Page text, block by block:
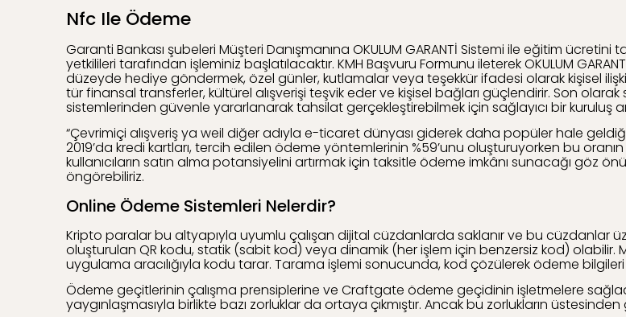
Nfc Ile Ödeme
Garanti Bankası şubeleri Müşteri Danışmanına OKULUM GARANTİ Sistemi ile eğitim
yetkilileri tarafından işleminiz başlatılacaktır. KMH Başvuru Formunu ileterek OKULUM
düzeyde hediye göndermek, özel günler, kutlamalar veya teşekkür ifadesi olarak kişisel
tür finansal transferler, kültürel alışverişi teşvik eder ve kişisel bağları güçlendirir. Son
sistemlerinden güvenle yararlanarak tahsilat gerçekleştirebilmek için sağlayıcı bir kuruluş
“Çevrimiçi alışveriş ya weil diğer adıyla e-ticaret dünyası giderek daha popüler hale
2019’da kredi kartları, tercih edilen ödeme yöntemlerinin %59’unu oluşturuyorken bu
kullanıcıların satın alma potansiyelini artırmak için taksitle ödeme imkânı sunacağı göz
öngörebiliriz.
Online Ödeme Sistemleri Nelerdir?
Kripto paralar bu altyapıyla uyumlu çalışan dijital cüzdanlarda saklanır ve bu cüzdanlar
oluşturulan QR kodu, statik (sabit kod) veya dinamik (her işlem için benzersiz kod) olabilir.
uygulama aracılığıyla kodu tarar. Tarama işlemi sonucunda, kod çözülerek ödeme
Ödeme geçitlerinin çalışma prensiplerine ve Craftgate ödeme geçidinin işletmelere
yaygınlaşmasıyla birlikte bazı zorluklar da ortaya çıkmıştır. Ancak bu zorlukların